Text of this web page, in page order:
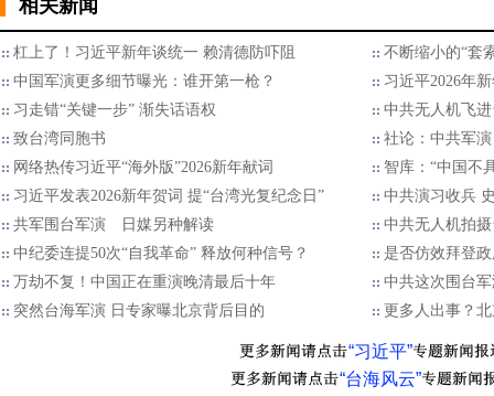
相关新闻
杠上了！习近平新年谈统一 赖清德防吓阻
不断缩小的“套
中国军演更多细节曝光：谁开第一枪？
习近平2026年
习走错“关键一步” 渐失话语权
中共无人机飞
致台湾同胞书
社论：中共军
网络热传习近平“海外版”2026新年献词
智库：“中国不
习近平发表2026新年贺词 提“台湾光复纪念日”
中共演习收兵
共军围台军演 日媒另种解读
中共无人机拍
中纪委连提50次“自我革命” 释放何种信号？
是否仿效拜登
万劫不复！中国正在重演晚清最后十年
中共这次围台
突然台海军演 日专家曝北京背后目的
更多人出事？
“习近平”
“台海风云”